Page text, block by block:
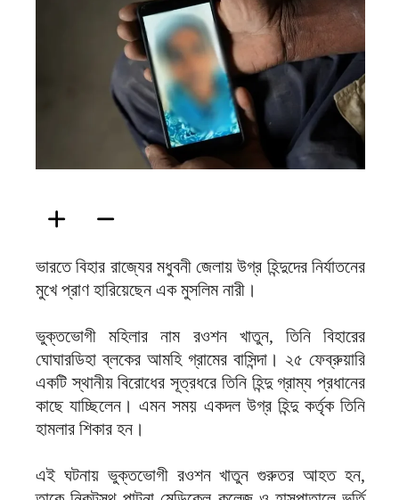
ভারতে বিহার রাজ্যের মধুবনী জেলায় উগ্র হিন্দুদের নির্যাতনের
মুখে প্রাণ হারিয়েছেন এক মুসলিম নারী।
ভুক্তভোগী মহিলার নাম রওশন খাতুন, তিনি বিহারের
ঘোঘারডিহা ব্লকের আমহি গ্রামের বাসিন্দা। ২৫ ফেব্রুয়ারি
একটি স্থানীয় বিরোধের সূত্রধরে তিনি হিন্দু গ্রাম্য প্রধানের
কাছে যাচ্ছিলেন। এমন সময় একদল উগ্র হিন্দু কর্তৃক তিনি
হামলার শিকার হন।
এই ঘটনায় ভুক্তভোগী রওশন খাতুন গুরুতর আহত হন,